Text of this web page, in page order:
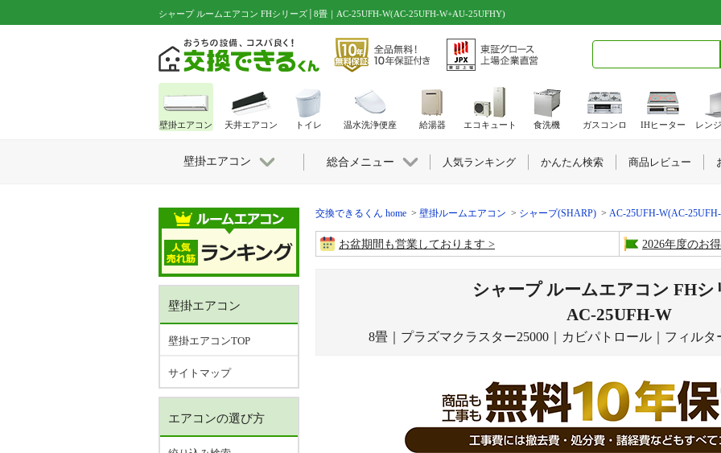
シャープ ルームエアコン FHシリーズ│8畳｜AC-25UFH-W(AC-25UFH-W+AU-25UFHY)
交換できるくん home 壁掛ルームエアコン シャープ(SHARP) AC-25UFH-W(AC-
お盆期間も営業しております 2026年度のお
シャープ ルームエアコン FHシ
AC-25UFH-W
8畳｜プラズマクラスター25000｜カビパトロール｜フィル
壁掛エアコン
壁掛エアコンTOP
サイトマップ
エアコンの選び方
壁掛エアコン 天井エアコン トイレ 温水洗浄便座 給湯器 エコキュート 食洗機 ガスコンロ IHヒーター レン
壁掛エアコン 総合メニュー 人気ランキング かんたん検索 商品レビュー